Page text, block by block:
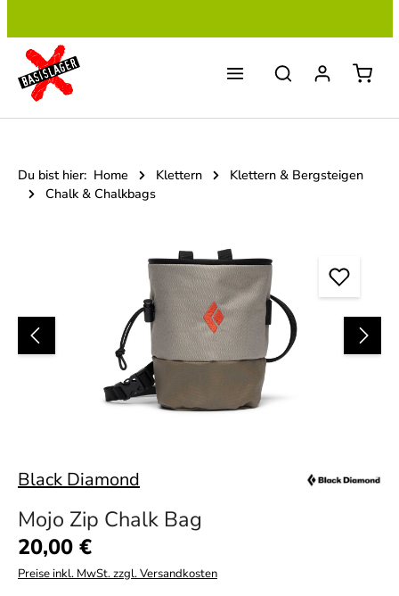
Du bist hier: Home Klettern
Klettern & Bergsteigen
Chalk & Chalkbags
Black Diamond
Mojo Zip Chalk Bag
Regulärer Preis:
20,00 €
Preise inkl. MwSt. zzgl. Versandkosten